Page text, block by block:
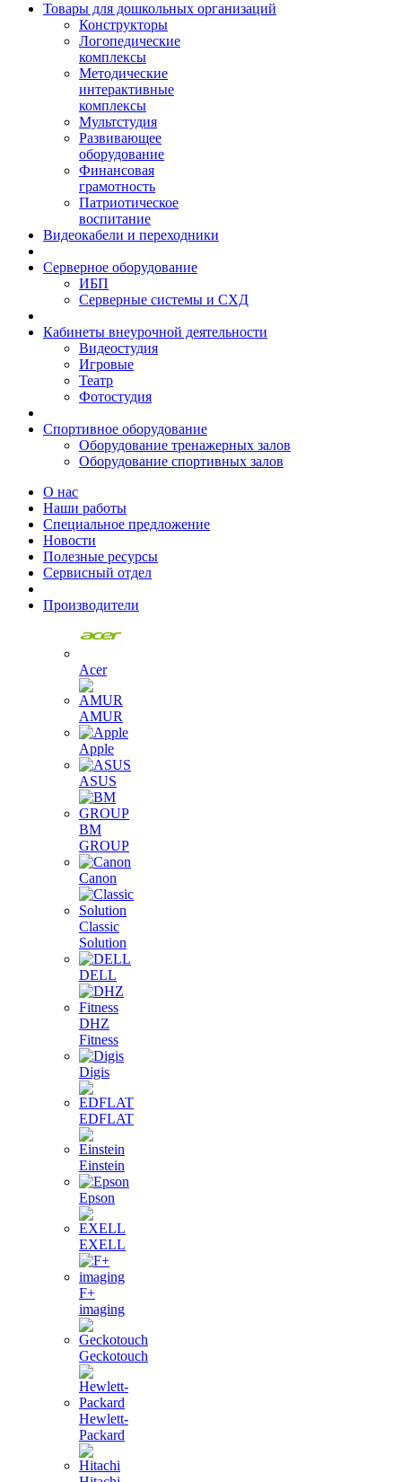
Товары для дошкольных организаций
Конструкторы
Логопедические
комплексы
Методические
интерактивные
комплексы
Мультстудия
Развивающее
оборудование
Финансовая
грамотность
Патриотическое
воспитание
Видеокабели и переходники
Серверное оборудование
ИБП
Серверные системы и СХД
Кабинеты внеурочной деятельности
Видеостудия
Игровые
Театр
Фотостудия
Спортивное оборудование
Оборудование тренажерных залов
Оборудование спортивных залов
О нас
Наши работы
Специальное предложение
Новости
Полезные ресурсы
Сервисный отдел
Производители
Acer
AMUR
Apple
ASUS
BM
GROUP
Canon
Classic
Solution
DELL
DHZ
Fitness
Digis
EDFLAT
Einstein
Epson
EXELL
F+
imaging
Geckotouch
Hewlett-
Packard